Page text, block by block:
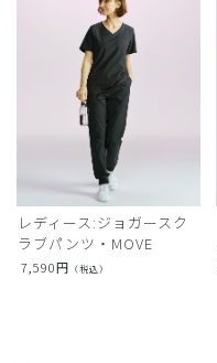
レディース:ジョガースク
ラブパンツ・MOVE
7,590円 （税込）